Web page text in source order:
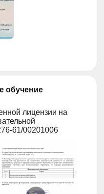
обучение
лицензии на
61/00201006